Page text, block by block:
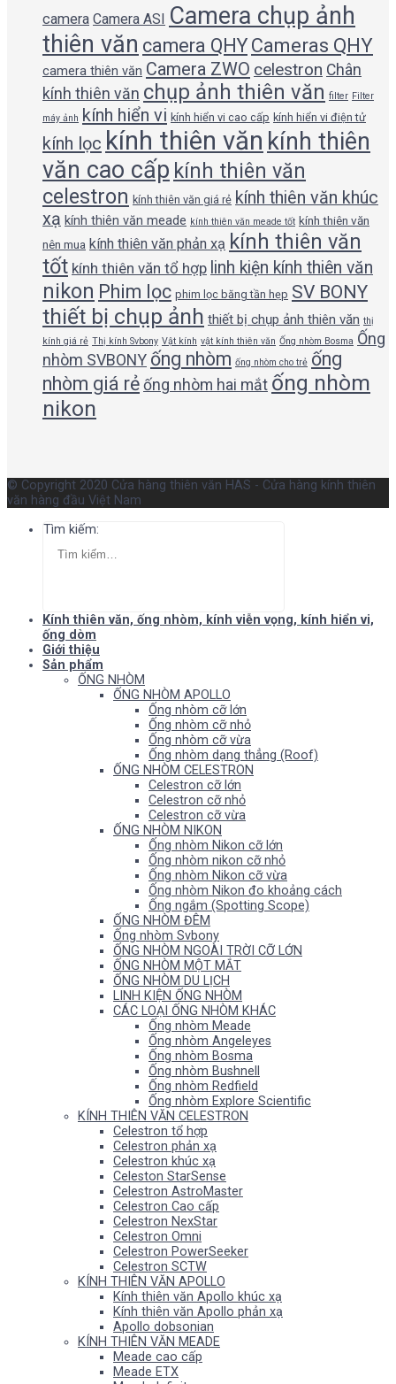
camera Camera ASI Camera chụp ảnh
thiên văn camera QHY Cameras QHY
camera thiên văn Camera ZWO celestron Chân
kính thiên văn chụp ảnh thiên văn filter Filter
máy ảnh kính hiển vi kính hiển vi cao cấp kính hiển vi điện tử
kính lọc kính thiên văn kính thiên
văn cao cấp kính thiên văn
celestron kính thiên văn giá rẻ kính thiên văn khúc
xạ kính thiên văn meade kính thiên văn meade tốt kính thiên văn
nên mua kính thiên văn phản xạ kính thiên văn
tốt kính thiên văn tổ hợp linh kiện kính thiên văn
nikon Phim lọc phim lọc băng tần hẹp SV BONY
thiết bị chụp ảnh thiết bị chụp ảnh thiên văn thị
kính giá rẻ Thị kính Svbony Vật kính vật kính thiên văn Ống nhòm Bosma Ống
nhòm SVBONY ống nhòm ống nhòm cho trẻ ống
nhòm giá rẻ ống nhòm hai mắt ống nhòm
nikon
© Copyright 2020 Cửa hàng thiên văn HAS - Cửa hàng kính thiên
văn hàng đầu Việt Nam
Tìm kiếm:
Kính thiên văn, ống nhòm, kính viễn vọng, kính hiển vi,
ống dòm
Giới thiệu
Sản phẩm
ỐNG NHÒM
ỐNG NHÒM APOLLO
Ống nhòm cỡ lớn
Ống nhòm cỡ nhỏ
Ống nhòm cỡ vừa
Ống nhòm dạng thẳng (Roof)
ỐNG NHÒM CELESTRON
Celestron cỡ lớn
Celestron cỡ nhỏ
Celestron cỡ vừa
ỐNG NHÒM NIKON
Ống nhòm Nikon cỡ lớn
Ống nhòm nikon cỡ nhỏ
Ống nhòm Nikon cỡ vừa
Ống nhòm Nikon đo khoảng cách
Ống ngắm (Spotting Scope)
ỐNG NHÒM ĐÊM
Ống nhòm Svbony
ỐNG NHÒM NGOÀI TRỜI CỠ LỚN
ỐNG NHÒM MỘT MẮT
ỐNG NHÒM DU LỊCH
LINH KIỆN ỐNG NHÒM
CÁC LOẠI ỐNG NHÒM KHÁC
Ống nhòm Meade
Ống nhòm Angeleyes
Ống nhòm Bosma
Ống nhòm Bushnell
Ống nhòm Redfield
Ống nhòm Explore Scientific
KÍNH THIÊN VĂN CELESTRON
Celestron tổ hợp
Celestron phản xạ
Celestron khúc xạ
Celeston StarSense
Celestron AstroMaster
Celestron Cao cấp
Celestron NexStar
Celestron Omni
Celestron PowerSeeker
Celestron SCTW
KÍNH THIÊN VĂN APOLLO
Kính thiên văn Apollo khúc xạ
Kính thiên văn Apollo phản xạ
Apollo dobsonian
KÍNH THIÊN VĂN MEADE
Meade cao cấp
Meade ETX